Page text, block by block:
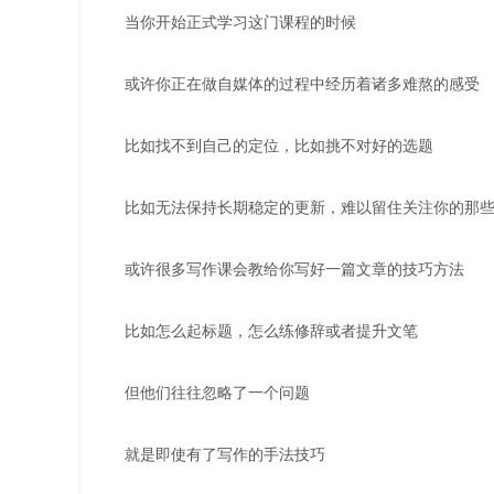
当你开始正式学习这门课程的时候
或许你正在做自媒体的过程中经历着诸多难熬的感受
比如找不到自己的定位，比如挑不对好的选题
比如无法保持长期稳定的更新，难以留住关注你的那
或许很多写作课会教给你写好一篇文章的技巧方法
比如怎么起标题，怎么练修辞或者提升文笔
但他们往往忽略了一个问题
就是即使有了写作的手法技巧